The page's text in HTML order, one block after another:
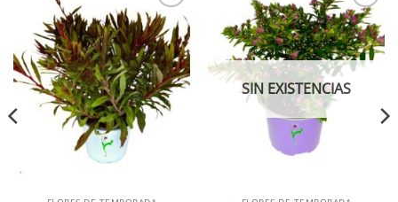
Añadir
a la
lista de
deseos
Añadir
a la
lista de
deseos
SIN EXISTENCIAS